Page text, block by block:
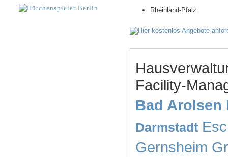
Rheinland-Pfalz
Facility-
Bad Arolsen
Darmstadt
Gernsheim